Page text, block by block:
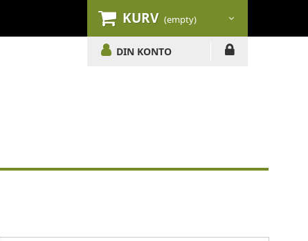
KURV (empty)
DIN KONTO